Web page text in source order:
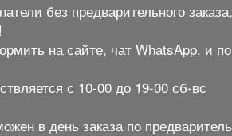
без предварительного
на сайте, чат WhatsApp, и по
с 10-00 до 19-00 сб-вс
в день заказа по